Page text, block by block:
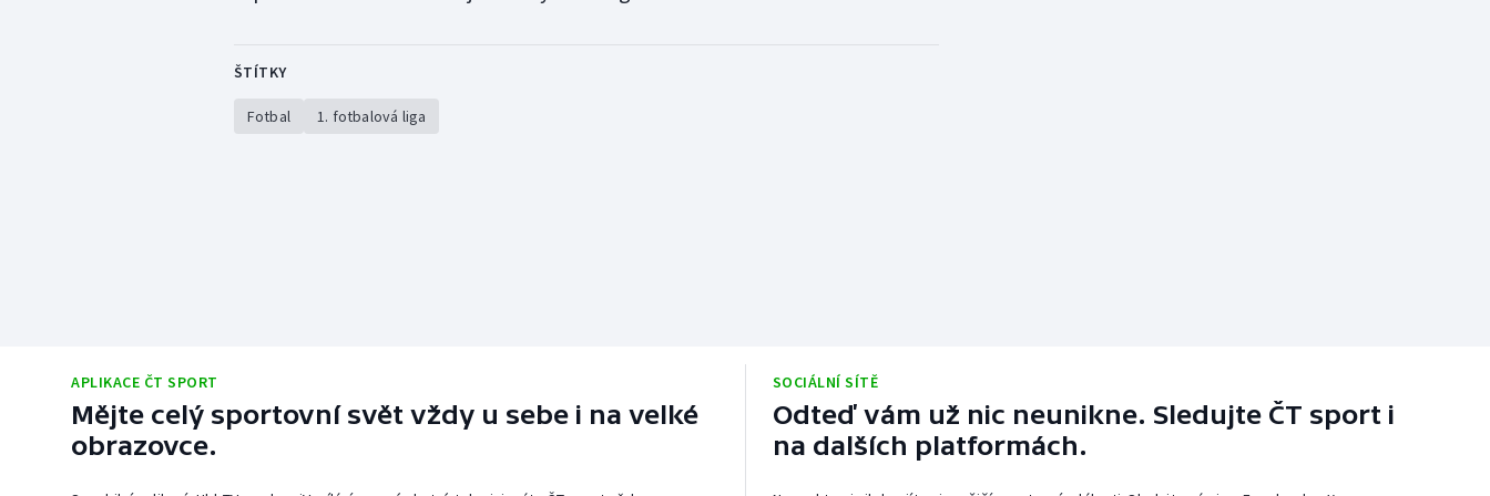
ŠTÍTKY
Fotbal 1. fotbalová liga
APLIKACE ČT SPORT
Mějte celý sportovní svět vždy u sebe i na velké
obrazovce.
SOCIÁLNÍ SÍTĚ
Odteď vám už nic neunikne. Sledujte ČT sport i
na dalších platformách.